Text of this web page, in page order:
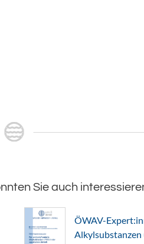
Sie auch
ÖWAV-
Alkylsubstanzen